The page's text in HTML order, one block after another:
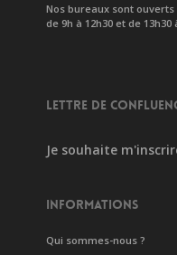
Nos bureaux sont
de 9h à 12h30 et de 13h30
LETTRE DE
Je souhaite
INFORMATIONS
Qui sommes-nous ?